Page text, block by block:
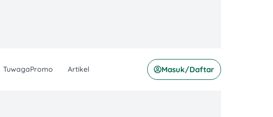
TuwagaPromo Artikel Masuk/Daftar